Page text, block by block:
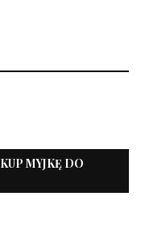
MYJKĘ DO